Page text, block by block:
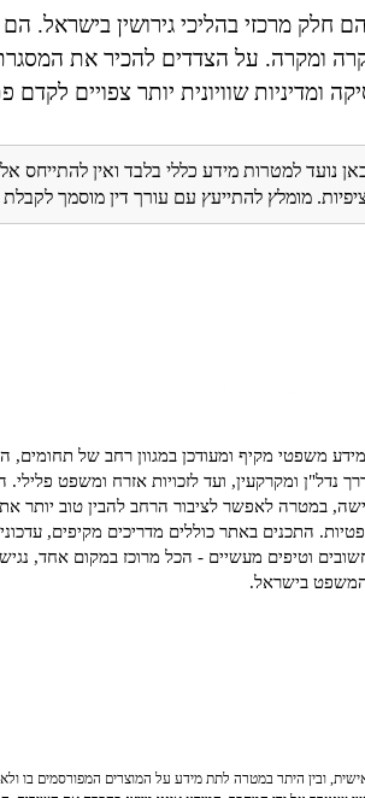
חלק מרכזי בהליכי גירושין בישראל.
ומקרה. על הצדדים להכיר את
ומדיניות שוויונית יותר צפויים לקדם
נועד למטרות מידע כללי בלבד ואין להתייחס
מומלץ להתייעץ עם עורך דין מוסמך
משפטי מקיף ומעודכן במגוון רחב של תחומים,
נדל"ן ומקרקעין, ועד לזכויות אזרח ומשפט פלילי.
במטרה לאפשר לציבור הרחב להבין טוב יותר את
התכנים באתר כוללים מדריכים מקיפים,
וטיפים מעשיים - הכל מרוכז במקום אחד, נגיש
המשפט בישראל.
ובין היתר במטרה לתת מידע על המוצרים המפורסמים בו